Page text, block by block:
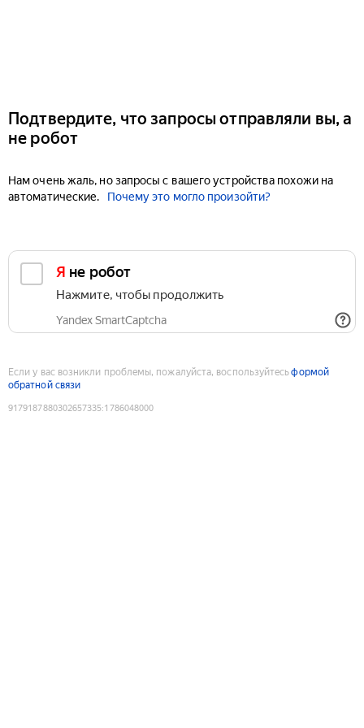
Подтвердите, что запросы отправляли вы, а
не робот
Нам очень жаль, но запросы с вашего устройства похожи на
автоматические.
Почему это могло произойти?
Я не робот
Нажмите, чтобы продолжить
Yandex SmartCaptcha
Если у вас возникли проблемы, пожалуйста, воспользуйтесьформой
обратной связи
9179187880302657335:1786048000